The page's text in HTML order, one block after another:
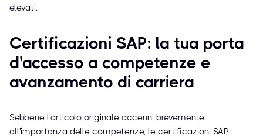
elevati.
Certificazioni SAP: la tua porta
d'accesso a competenze e
avanzamento di carriera
Sebbene l'articolo originale accenni brevemente
all'importanza delle competenze, le certificazioni SAP